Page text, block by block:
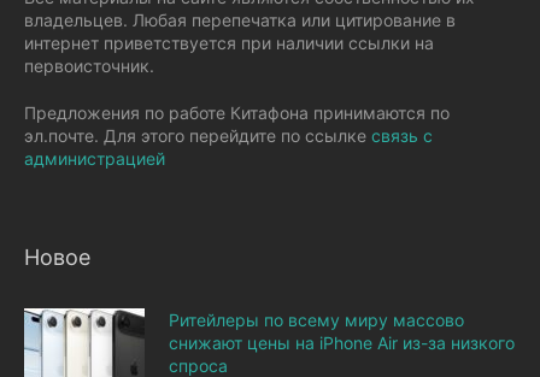
владельцев. Любая перепечатка или цитирование в
интернет приветствуется при наличии ссылки на
первоисточник.
Предложения по работе Китафона принимаются по
эл.почте. Для этого перейдите по ссылке связь с
администрацией
Новое
Ритейлеры по всему миру массово
снижают цены на iPhone Air из-за низкого
спроса